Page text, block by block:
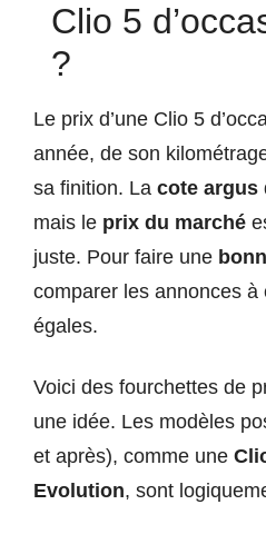
Clio 5
?
Le prix d’une Clio 5
année, de son
sa finition. La cote argus
mais le prix du marché
juste. Pour faire une
comparer les annonces à
égales.
Voici des fourchettes de
une idée. Les modèles
et après), comme une
Evolution, sont